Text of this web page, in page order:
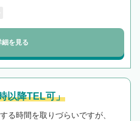
細を見る
以降TEL可」
る時間を取りづらいですが、